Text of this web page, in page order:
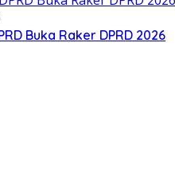
Buka Raker DPRD 2026